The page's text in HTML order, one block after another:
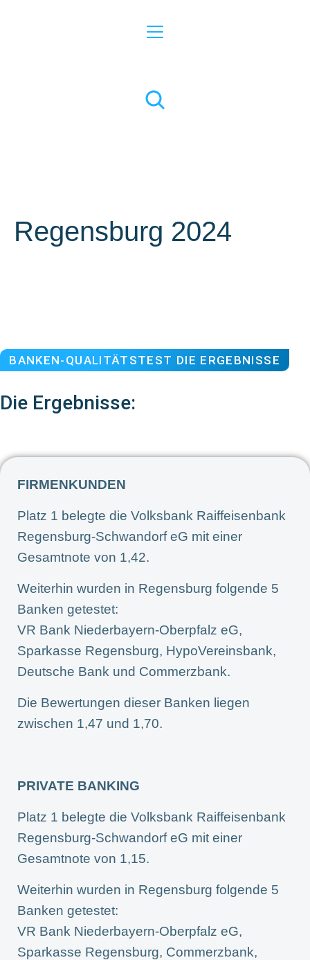
Regensburg 2024
BANKEN-QUALITÄTSTEST DIE ERGEBNISSE
Die Ergebnisse:
FIRMENKUNDEN
Platz 1 belegte die Volksbank Raiffeisenbank
Regensburg-Schwandorf eG mit einer
Gesamtnote von 1,42.
Weiterhin wurden in Regensburg folgende 5
Banken getestet:
VR Bank Niederbayern-Oberpfalz eG,
Sparkasse Regensburg, HypoVereinsbank,
Deutsche Bank und Commerzbank.
Die Bewertungen dieser Banken liegen
zwischen 1,47 und 1,70.
PRIVATE BANKING
Platz 1 belegte die Volksbank Raiffeisenbank
Regensburg-Schwandorf eG mit einer
Gesamtnote von 1,15.
Weiterhin wurden in Regensburg folgende 5
Banken getestet:
VR Bank Niederbayern-Oberpfalz eG,
Sparkasse Regensburg, Commerzbank,